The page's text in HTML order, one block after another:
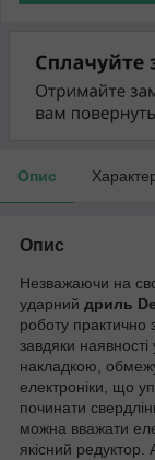
Опис
Опис
Незважаючи на
ударний дриль
роботу практично
завдяки
накладкою,
електроніки, що
починати
можна вважати
якісний